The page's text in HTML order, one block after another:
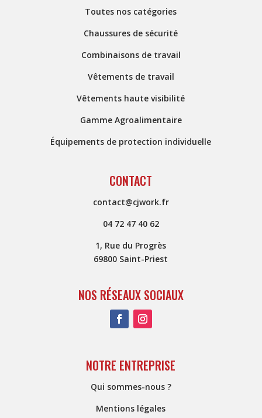
Toutes nos catégories
Chaussures de sécurité
Combinaisons de travail
Vêtements de travail
Vêtements haute visibilité
Gamme Agroalimentaire
Équipements de protection individuelle
CONTACT
contact@cjwork.fr
04 72 47 40 62
1, Rue du Progrès
69800 Saint-Priest
NOS RÉSEAUX SOCIAUX
NOTRE ENTREPRISE
Qui sommes-nous ?
Mentions légales